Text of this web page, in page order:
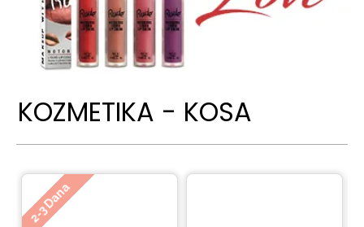
KOZMETIKA - KOSA
2-3 Dana